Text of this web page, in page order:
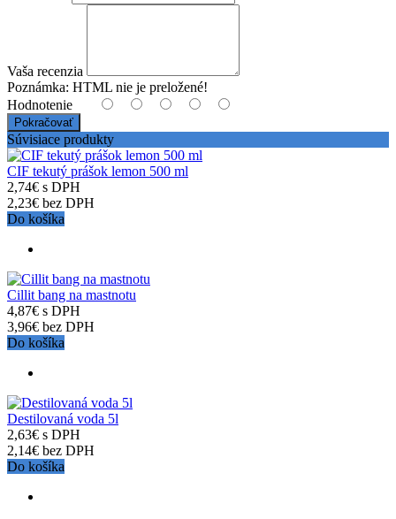
Vaša recenzia
Poznámka: HTML nie je preložené!
Hodnotenie
Pokračovať
Súvisiace produkty
CIF tekutý prášok lemon 500 ml
2,74€ s DPH
2,23€ bez DPH
Do košíka
Cillit bang na mastnotu
4,87€ s DPH
3,96€ bez DPH
Do košíka
Destilovaná voda 5l
2,63€ s DPH
2,14€ bez DPH
Do košíka